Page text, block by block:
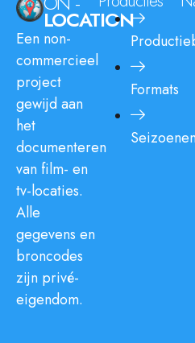
LOCATION
Een non-
commercieel
project
gewijd aan
het
documenteren
van film- en
tv-locaties.
Alle
gegevens en
broncodes
zijn privé-
eigendom.
Formats